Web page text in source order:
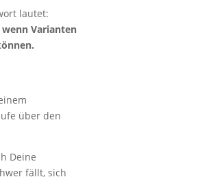
lautet:
Varianten
über den
Deine
fällt, sich